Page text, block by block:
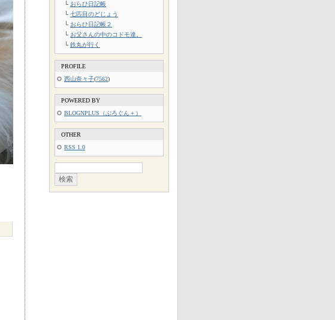
└ おらひ日記帳
└ 七匹目のどじょう
└ おらひ日記帳２
└ お父さんの中のコドモ達。
└ 鉄丸が行く
PROFILE
西山奈々子(7562)
POWERED BY
BLOGNPLUS（ぶろぐん＋）
OTHER
RSS 1.0